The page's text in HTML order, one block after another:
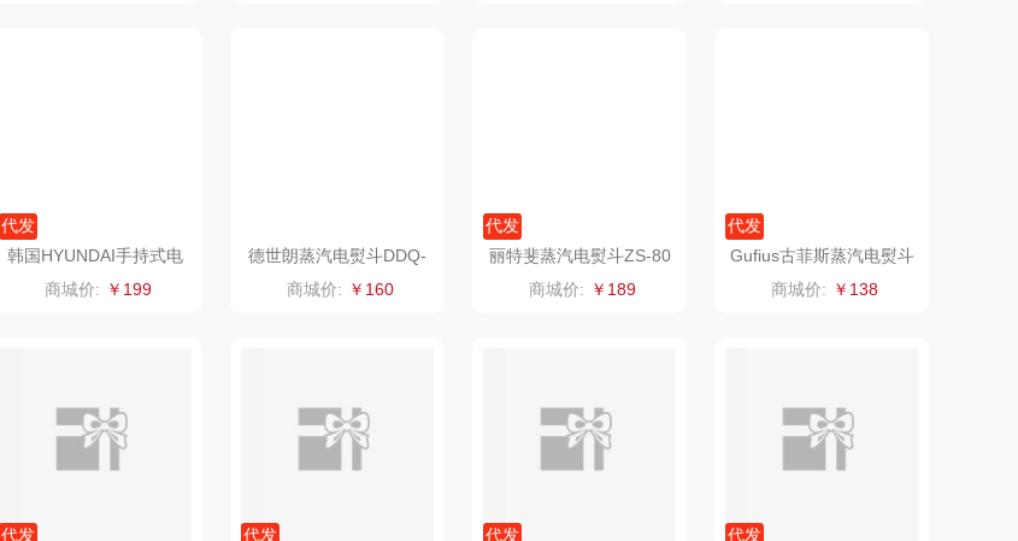
得力 润本（套装类） 浪莎 雅鹿 圣耳
1）
云栖桦田 百事食品
代发
韩国HYUNDAI手持式电
熨斗MW-821A
商城价: ￥199
德世朗蒸汽电熨斗DDQ-
YD820
商城价: ￥160
代发
丽特斐蒸汽电熨斗ZS-80
商城价: ￥189
代发
Gufius古菲斯蒸汽电熨斗
GFCT-602B
商城价: ￥138
代发
代发
代发